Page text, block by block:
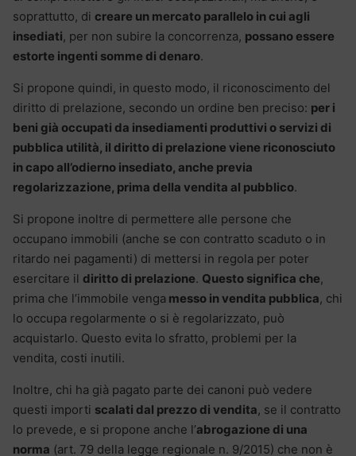
soprattutto, di creare un mercato parallelo in cui agli
insediati, per non subire la concorrenza, possano essere
estorte ingenti somme di denaro.
Si propone quindi, in questo modo, il riconoscimento del
diritto di prelazione, secondo un ordine ben preciso: per i
beni già occupati da insediamenti produttivi o servizi di
pubblica utilità, il diritto di prelazione viene riconosciuto
in capo all’odierno insediato, anche previa
regolarizzazione, prima della vendita al pubblico.
Si propone inoltre di permettere alle persone che
occupano immobili (anche se con contratto scaduto o in
ritardo nei pagamenti) di mettersi in regola per poter
esercitare il diritto di prelazione. Questo significa che,
prima che l’immobile venga messo in vendita pubblica, chi
lo occupa regolarmente o si è regolarizzato, può
acquistarlo. Questo evita lo sfratto, problemi per la
vendita, costi inutili.
Inoltre, chi ha già pagato parte dei canoni può vedere
questi importi scalati dal prezzo di vendita, se il contratto
lo prevede, e si propone anche l’abrogazione di una
norma (art. 79 della legge regionale n. 9/2015) che non è